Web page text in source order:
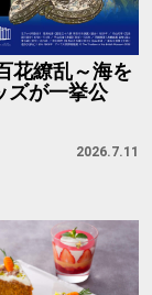
花繚乱～海を
ズが一挙公
2026.7.11